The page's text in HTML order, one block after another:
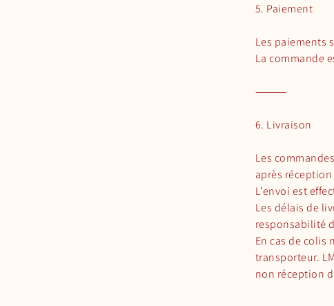
5. Paiement
Les paiements
La commande
⸻
6. Livraison
Les
après
L’envoi est
Les délais de
responsabilité
En cas de colis
transporteur.
non réception